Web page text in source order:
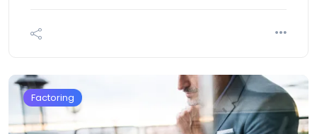
Factoring